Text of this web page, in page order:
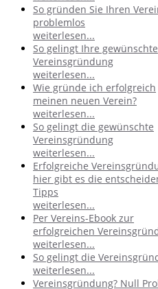
So gründen Sie Ihren
problemlos
weiterlesen...
So gelingt Ihre gewünschte
Vereinsgründung
weiterlesen...
Wie gründe ich erfolgreich
meinen neuen Verein?
weiterlesen...
So gelingt die gewünschte
Vereinsgründung
weiterlesen...
Erfolgreiche
hier gibt es die
Tipps
weiterlesen...
Per Vereins-Ebook zur
erfolgreichen
weiterlesen...
So gelingt die
weiterlesen...
Vereinsgründung? Null